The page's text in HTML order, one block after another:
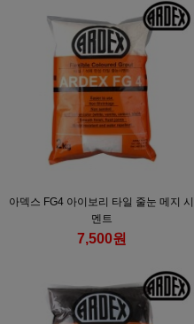
아덱스 FG4 아이보리 타일 줄눈 메지 시
멘트
7,500원